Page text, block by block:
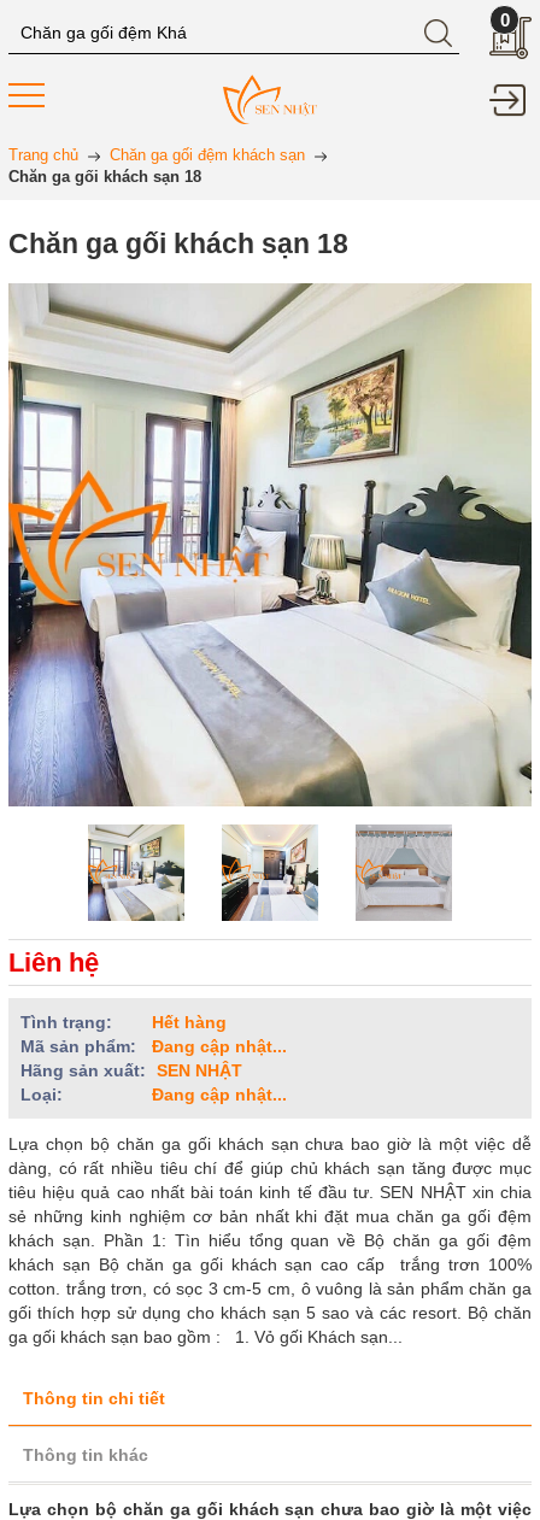
0
Trang chủ
Chăn ga gối đệm khách sạn
Chăn ga gối khách sạn 18
Chăn ga gối khách sạn 18
Liên hệ
Tình trạng:
Hết hàng
Mã sản phẩm:
Đang cập nhật...
Hãng sản xuất:
SEN NHẬT
Loại:
Đang cập nhật...
Lựa chọn bộ chăn ga gối khách sạn chưa bao giờ là một việc dễ
dàng, có rất nhiều tiêu chí để giúp chủ khách sạn tăng được mục
tiêu hiệu quả cao nhất bài toán kinh tế đầu tư. SEN NHẬT xin chia
sẻ những kinh nghiệm cơ bản nhất khi đặt mua chăn ga gối đệm
khách sạn. Phần 1: Tìn hiểu tổng quan về Bộ chăn ga gối đệm
khách sạn Bộ chăn ga gối khách sạn cao cấp trắng trơn 100%
cotton. trắng trơn, có sọc 3 cm-5 cm, ô vuông là sản phẩm chăn ga
gối thích hợp sử dụng cho khách sạn 5 sao và các resort. Bộ chăn
ga gối khách sạn bao gồm : 1. Vỏ gối Khách sạn...
Thông tin chi tiết
Thông tin khác
Lựa chọn bộ chăn ga gối khách sạn chưa bao giờ là một việc